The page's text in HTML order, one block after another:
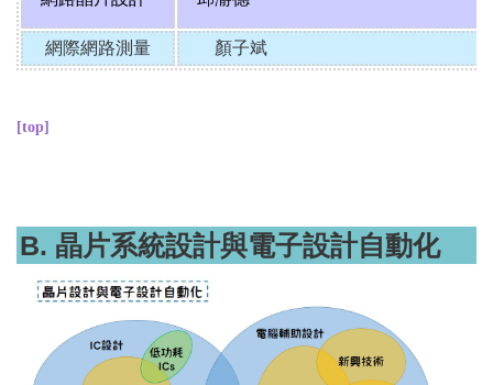
網際網路測量 顏子斌
[top]
B. 晶片系統設計與電子設計自動化